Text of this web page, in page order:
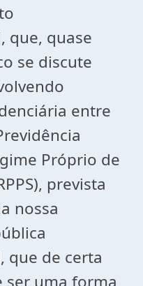
que, quase
se discute
entre
Próprio de
prevista
nossa
que de certa
ser uma forma